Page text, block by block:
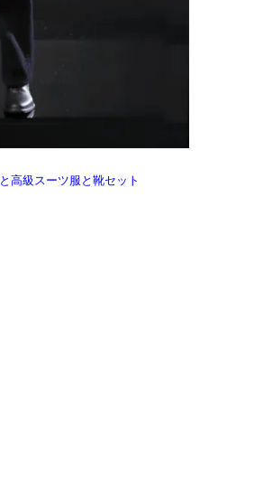
高級スーツ服と靴セット